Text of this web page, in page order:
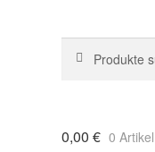
nach:
0,00 € 0 Artikel